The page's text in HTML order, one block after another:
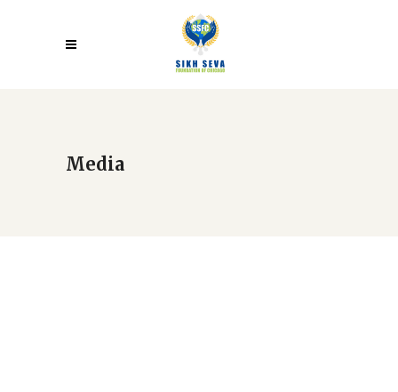
Media